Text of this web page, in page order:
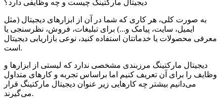
دیجیتال مارکتینگ چیست و چه وظایفی دارد؟
به صورت کلی، هر کاری که شما در آن از ابزارهای دیجیتال (مثل
ایمیل، سایت، پیامک و...) برای تبلیغات، فروش، نظرسنجی یا
معرفی محصولات یا خدماتتان استفاده کنید، نوعی بازاریابی دیجیتال
است.
دیجیتال مارکتینگ مرزبندی مشخصی ندارد که لیستی از ابزارها و
وظایف را برای آن تعریف کنیم اما براساس تجربه و کارهای متداول
می‌دانیم بیشتر چه کارهایی زیر عنوان دیجیتال مارکتینگ قرار
می‌گیرند.